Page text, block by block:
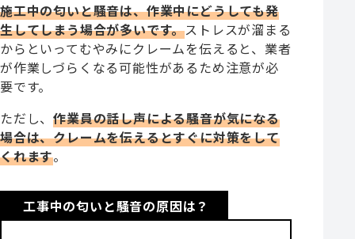
施工中の匂いと騒音は、作業中にどうしても発
生してしまう場合が多いです。ストレスが溜まる
からといってむやみにクレームを伝えると、業者
が作業しづらくなる可能性があるため注意が必
要です。
ただし、作業員の話し声による騒音が気になる
場合は、クレームを伝えるとすぐに対策をして
くれます。
工事中の匂いと騒音の原因は？